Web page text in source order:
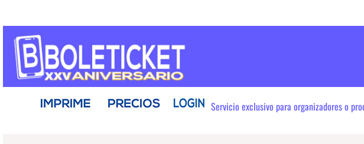
Servicio exclusivo para organizadores o